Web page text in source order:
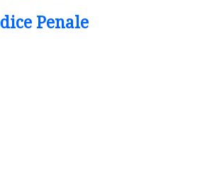
Penale